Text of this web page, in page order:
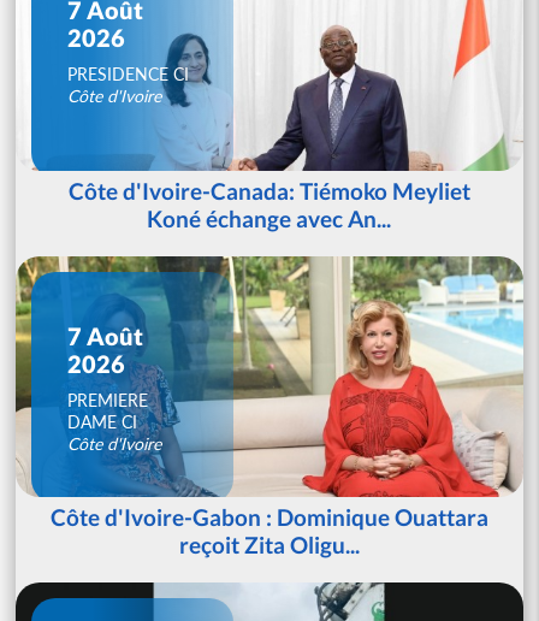
7 Août
2026
PRESIDENCE CI
Côte d'Ivoire
Côte d'Ivoire-Canada: Tiémoko Meyliet
Koné échange avec An...
7 Août
2026
PREMIERE
DAME CI
Côte d'Ivoire
Côte d'Ivoire-Gabon : Dominique Ouattara
reçoit Zita Oligu...